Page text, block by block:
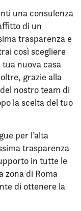
una consulenza
di un
trasparenza e
così scegliere
nuova casa
grazie alla
nostro team di
la scelta del tuo
per l’alta
trasparenza
in tutte le
zona di Roma
di ottenere la